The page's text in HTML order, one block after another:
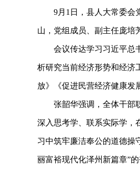
9月1日，县人大常委会
山，党组成员、副主任庞培
会议传达学习习近平总
析研究当前经济形势和经济
放》《促进民营经济健康发
张韶华强调，全体干部
深入思考学、联系实际学，
习中筑牢廉洁奉公的道德操
丽富裕现代化泽州新篇章”